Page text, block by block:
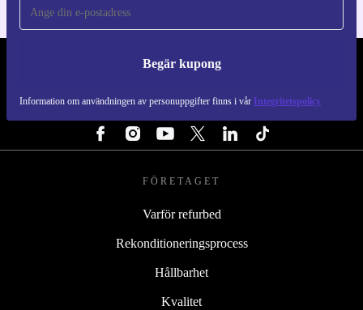
Begär kupong
Information om användningen av personuppgifter finns i vår Integritetspolicy
REFURBED SVERIGE - RETHINK NEW.
FÖLJ OSS
FÖRETAGET
Varför refurbed
Rekonditioneringsprocess
Hållbarhet
Kvalitet